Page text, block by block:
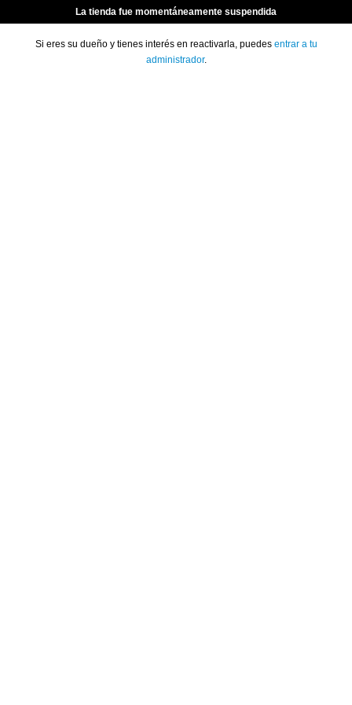
La tienda fue momentáneamente suspendida
Si eres su dueño y tienes interés en reactivarla, puedes entrar a tu
administrador.